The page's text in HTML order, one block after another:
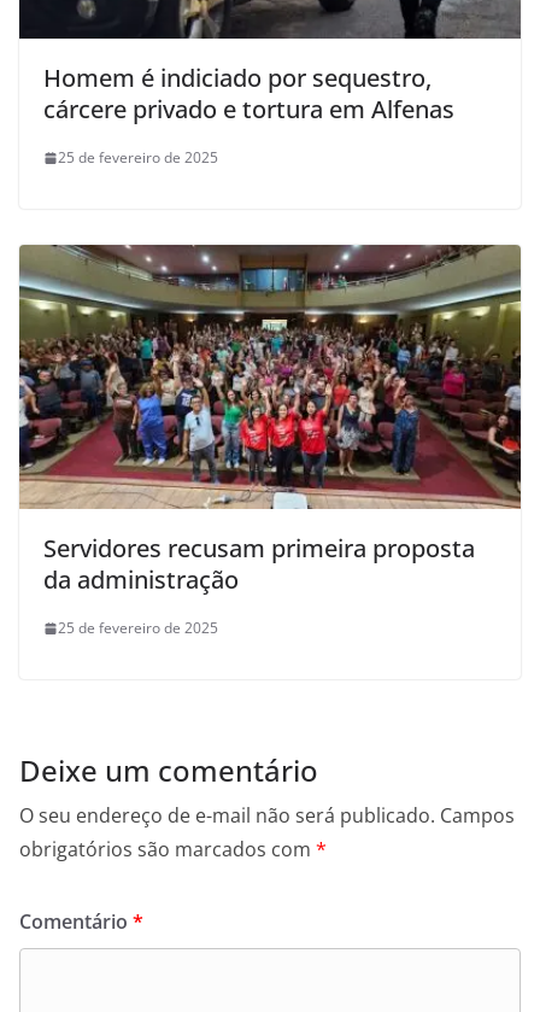
Homem é indiciado por sequestro,
cárcere privado e tortura em Alfenas
25 de fevereiro de 2025
Servidores recusam primeira proposta
da administração
25 de fevereiro de 2025
Deixe um comentário
O seu endereço de e-mail não será publicado. Campos
obrigatórios são marcados com *
Comentário *